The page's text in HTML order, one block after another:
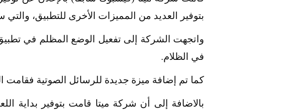
بتوفير العديد من المميزات الأخرى للتطبيق، والتي
واتجهت الشركة إلى تفعيل الوضع المظلم في
في الظلام.
كما تم إضافة ميزة جديدة للرسائل الصوتية فقامت
بالاضافة إلى أن شركة ميتا قامت بتوفير بداية